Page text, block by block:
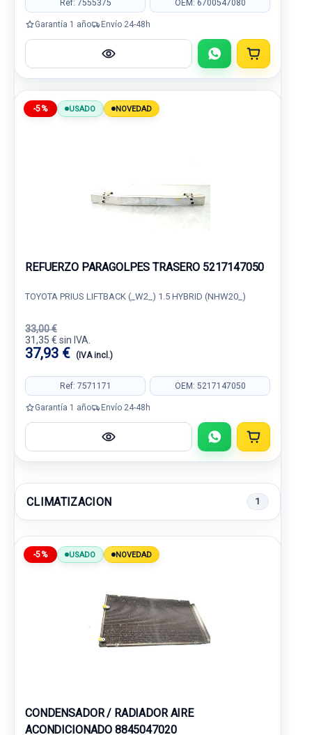
Ref: 7555375 OEM: 6700547080
Garantía 1 año Envío 24-48h
-5% USADO NOVEDAD
REFUERZO PARAGOLPES TRASERO 5217147050
TOYOTA PRIUS LIFTBACK (_W2_) 1.5 HYBRID (NHW20_)
33,00 €
31,35 € sin IVA.
37,93 € (IVA incl.)
Ref: 7571171 OEM: 5217147050
Garantía 1 año Envío 24-48h
CLIMATIZACION 1
-5% USADO NOVEDAD
CONDENSADOR / RADIADOR AIRE
ACONDICIONADO 8845047020